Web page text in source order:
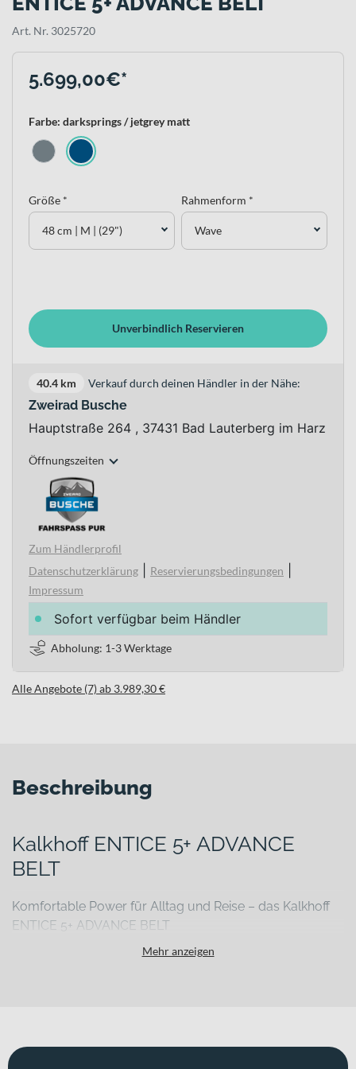
Art. Nr. 3025720
5.699,00€*
Farbe: darksprings / jetgrey matt
Größe *
48 cm | M | (29")
Rahmenform *
Wave
Unverbindlich Reservieren
40.4 km Verkauf durch deinen Händler in der Nähe:
Zweirad Busche
Hauptstraße 264 , 37431 Bad Lauterberg im Harz
Öffnungszeiten
Zum Händlerprofil
Datenschutzerklärung
Reservierungsbedingungen
Impressum
Sofort verfügbar beim Händler
Abholung: 1-3 Werktage
Alle Angebote (7) ab 3.989,30 €
Beschreibung
Kalkhoff ENTICE 5+ ADVANCE
BELT
Komfortable Power für Alltag und Reise – das Kalkhoff
ENTICE 5+ ADVANCE BELT
Du suchst ein E-Bike, das dich täglich zuverlässig durch die Stadt
kombinieren möchten.
Mehr anzeigen